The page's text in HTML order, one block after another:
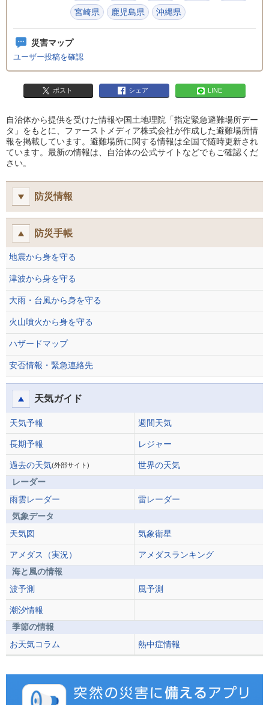
宮崎県
鹿児島県 沖縄県
災害マップ
ユーザー投稿を確認
ポスト シェア LINE
自治体から提供を受けた情報や国土地理院「指定緊急避難場所デー
タ」をもとに、ファーストメディア株式会社が作成した避難場所情
報を掲載しています。避難場所に関する情報は全国で随時更新され
ています。最新の情報は、自治体の公式サイトなどでもご確認くだ
さい。
防災情報
防災手帳
地震から身を守る
津波から身を守る
大雨・台風から身を守る
火山噴火から身を守る
ハザードマップ
安否情報・緊急連絡先
天気ガイド
天気予報 週間天気
長期予報 レジャー
過去の天気(外部サイト)
世界の天気
レーダー
雨雲レーダー
雷レーダー
気象データ
天気図
気象衛星
アメダス（実況）
アメダスランキング
海と風の情報
波予測
風予測
潮汐情報
季節の情報
お天気コラム
熱中症情報